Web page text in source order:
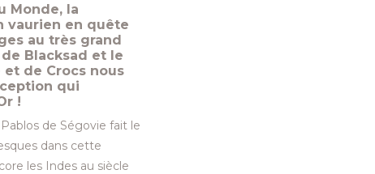
Monde, la
vaurien en quête
au très grand
Blacksad et le
et de Crocs nous
qui
!
de Ségovie fait le
dans cette
les Indes au siècle